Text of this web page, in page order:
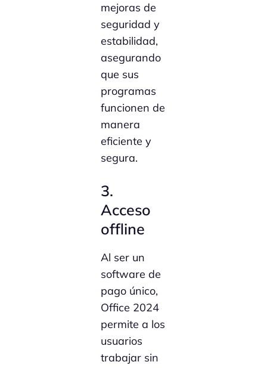
mejoras de
seguridad y
estabilidad,
asegurando
que sus
programas
funcionen de
manera
eficiente y
segura.
3.
Acceso
offline
Al ser un
software de
pago único,
Office 2024
permite a los
usuarios
trabajar sin